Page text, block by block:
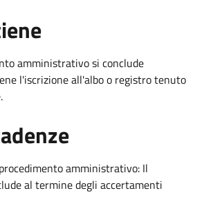
amministrativo si conclude
l'iscrizione all'albo o registro tenuto
amministrativo: Il
al termine degli accertamenti